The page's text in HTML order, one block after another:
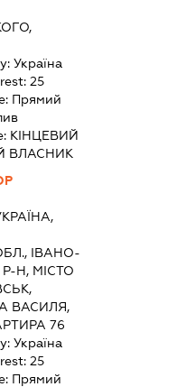
Україна
25
Прямий
КІНЦЕВИЙ
ВЛАСНИК
ІВАНО-
Н, МІСТО
ВАСИЛЯ,
76
Україна
25
Прямий